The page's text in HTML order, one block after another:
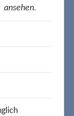
ansehen.